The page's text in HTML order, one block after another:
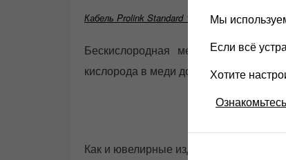
Кабель Prolink Standard 100 Monster Cable
Бескислородная медь ( OFC )
кислорода в меди до 0,001% или ниже.
Как и ювелирные изделия,
Мы
Если всё
Хотите